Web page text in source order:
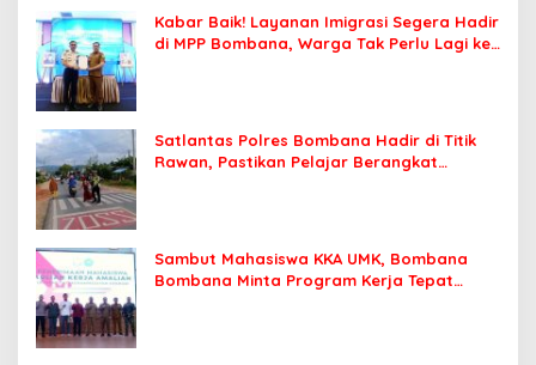
Kabar Baik! Layanan Imigrasi Segera Hadir
di MPP Bombana, Warga Tak Perlu Lagi ke
Satlantas Polres Bombana Hadir di Titik
Rawan, Pastikan Pelajar Berangkat
Sambut Mahasiswa KKA UMK, Bombana
Bombana Minta Program Kerja Tepat